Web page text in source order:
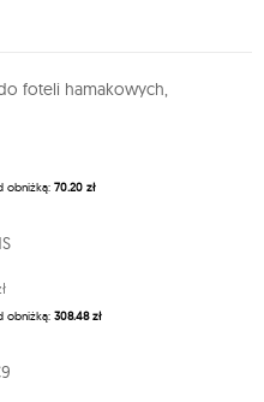
foteli hamakowych,
obniżką: 70.20 zł
obniżką: 308.48 zł